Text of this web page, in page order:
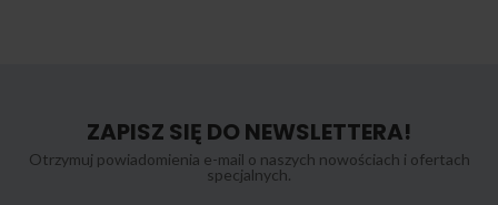
ZAPISZ SIĘ DO NEWSLETTERA!
Otrzymuj powiadomienia e-mail o naszych nowościach i ofertach
specjalnych.